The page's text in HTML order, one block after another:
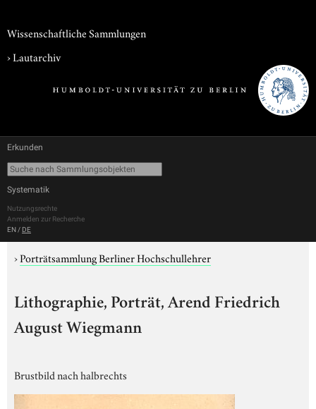
Wissenschaftliche Sammlungen
›Lautarchiv
Erkunden
Systematik
Nutzungsrechte
Anmelden zur Recherche
EN / DE
›Porträtsammlung Berliner Hochschullehrer
Lithographie, Porträt, Arend Friedrich
August Wiegmann
Brustbild nach halbrechts